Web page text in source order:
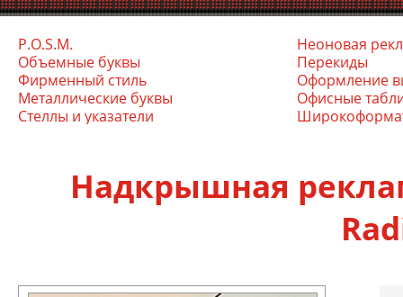
P.O.S.M.
Неоновая
Объемные буквы
Перекиды
Фирменный стиль
Оформление
Ме­тал­ли­чес­кие бук­вы
Офис­ные
Стел­лы и ука­зате­ли
Надкрышная